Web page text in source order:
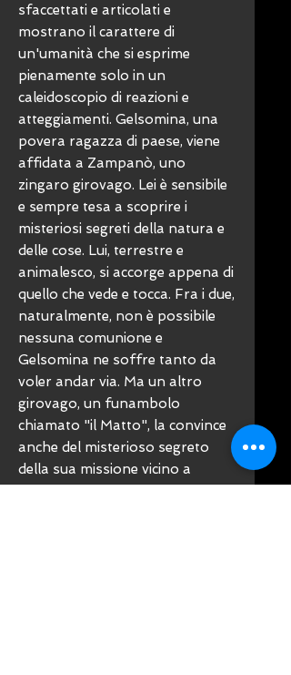
sfaccettati e articolati e
mostrano il carattere di
un'umanità che si esprime
pienamente solo in un
caleidoscopio di reazioni e
atteggiamenti. Gelsomina, una
povera ragazza di paese, viene
affidata a Zampanò, uno
zingaro girovago. Lei è sensibile
e sempre tesa a scoprire i
misteriosi segreti della natura e
delle cose. Lui, terrestre e
animalesco, si accorge appena di
quello che vede e tocca. Fra i due,
naturalmente, non è possibile
nessuna comunione e
Gelsomina ne soffre tanto da
voler andar via. Ma un altro
girovago, un funambolo
chiamato "il Matto", la convince
anche del misterioso segreto
della sua missione vicino a